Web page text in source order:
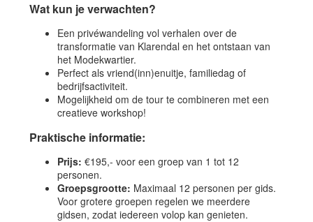
Wat kun je verwachten?
Een privéwandeling vol verhalen over de
transformatie van Klarendal en het ontstaan van
het Modekwartier.
Perfect als vriend(inn)enuitje, familiedag of
bedrijfsactiviteit.
Mogelijkheid om de tour te combineren met een
creatieve workshop!
Praktische informatie:
Prijs: €195,- voor een groep van 1 tot 12
personen.
Groepsgrootte: Maximaal 12 personen per gids.
Voor grotere groepen regelen we meerdere
gidsen, zodat iedereen volop kan genieten.